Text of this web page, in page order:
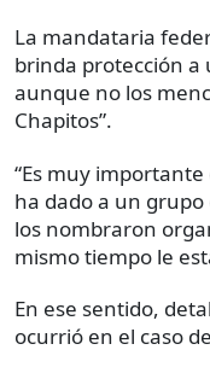
La mandataria
brinda protección
aunque no los
Chapitos”.
“Es muy
ha dado a un grupo
los nombraron
mismo tiempo le
En ese sentido,
ocurrió en el caso